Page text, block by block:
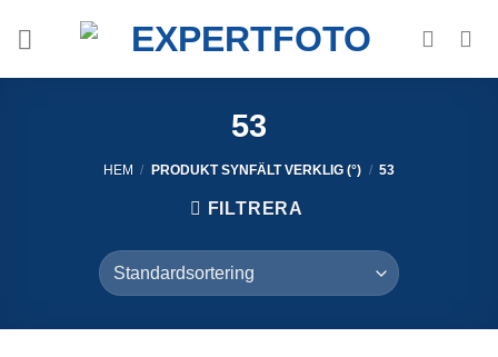
53
HEM / PRODUKT SYNFÄLT VERKLIG (°) / 53
FILTRERA